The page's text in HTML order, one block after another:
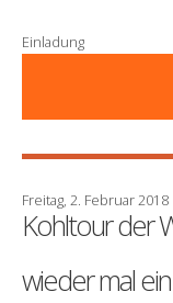
Einladung
Freitag, 2. Februar 2018
Kohltour der
wieder mal